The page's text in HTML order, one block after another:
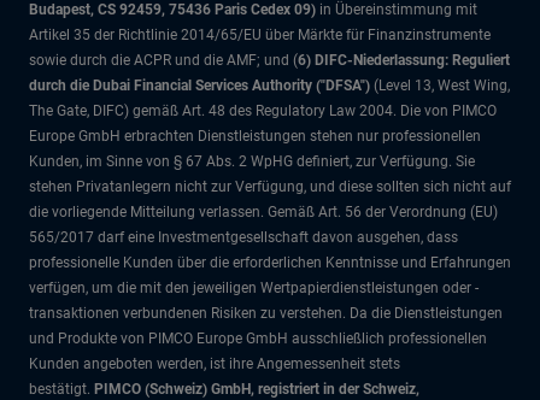
Budapest, CS 92459, 75436 Paris Cedex 09) in Übereinstimmung mit
Artikel 35 der Richtlinie 2014/65/EU über Märkte für Finanzinstrumente
sowie durch die ACPR und die AMF; und (6) DIFC-Niederlassung: Reguliert
durch die Dubai Financial Services Authority ("DFSA") (Level 13, West Wing,
The Gate, DIFC) gemäß Art. 48 des Regulatory Law 2004. Die von PIMCO
Europe GmbH erbrachten Dienstleistungen stehen nur professionellen
Kunden, im Sinne von § 67 Abs. 2 WpHG definiert, zur Verfügung. Sie
stehen Privatanlegern nicht zur Verfügung, und diese sollten sich nicht auf
die vorliegende Mitteilung verlassen. Gemäß Art. 56 der Verordnung (EU)
565/2017 darf eine Investmentgesellschaft davon ausgehen, dass
professionelle Kunden über die erforderlichen Kenntnisse und Erfahrungen
verfügen, um die mit den jeweiligen Wertpapierdienstleistungen oder -
transaktionen verbundenen Risiken zu verstehen. Da die Dienstleistungen
und Produkte von PIMCO Europe GmbH ausschließlich professionellen
Kunden angeboten werden, ist ihre Angemessenheit stets
bestätigt. PIMCO (Schweiz) GmbH, registriert in der Schweiz,